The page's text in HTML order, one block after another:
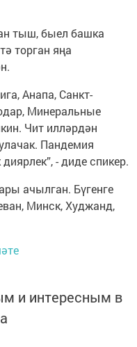
тыш, быел башка
торган яңа
Анапа, Санкт-
Минеральные
Чит илләрдән
Пандемия
- диде спикер.
ачылган. Бүгенге
Минск, Худжанд,
и интересным в